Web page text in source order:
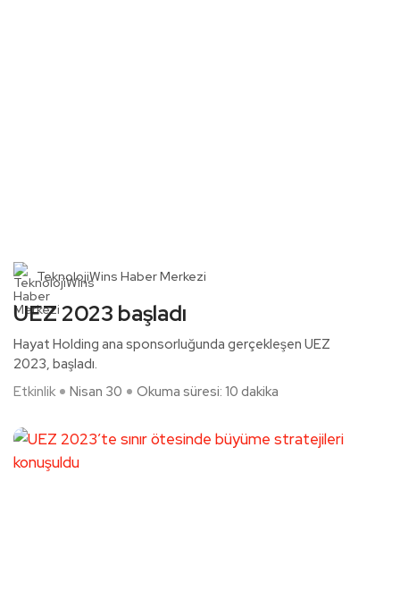
TeknolojiWins Haber Merkezi
UEZ 2023 başladı
Hayat Holding ana sponsorluğunda gerçekleşen UEZ
2023, başladı.
Etkinlik
Nisan 30 Okuma süresi: 10 dakika